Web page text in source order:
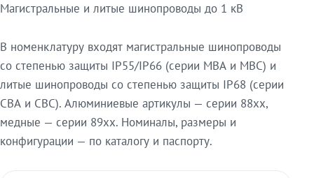
Магистральные и литые шинопроводы до 1 кВ
В номенклатуру входят магистральные шинопроводы
со степенью защиты IP55/IP66 (серии МВА и МВС) и
литые шинопроводы со степенью защиты IP68 (серии
СВА и СВС). Алюминиевые артикулы — серии 88xx,
медные — серии 89xx. Номиналы, размеры и
конфигурации — по каталогу и паспорту.